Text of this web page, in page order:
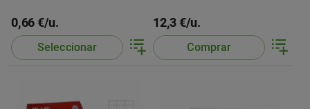
0,66 €/u.
Seleccionar
12,3 €/u.
Comprar